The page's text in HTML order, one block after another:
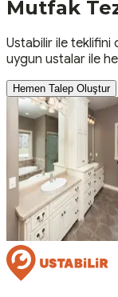
Mutfak
Ustabilir ile teklifini
uygun ustalar ile
Hemen Talep Oluştur